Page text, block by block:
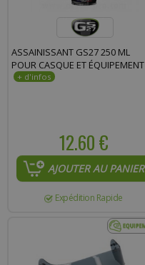
ASSAINISSANT GS27 250 ML
POUR CASQUE ET ÉQUIPEMENT
12.60 €
AJOUTER AU PANIER
Expédition Rapide